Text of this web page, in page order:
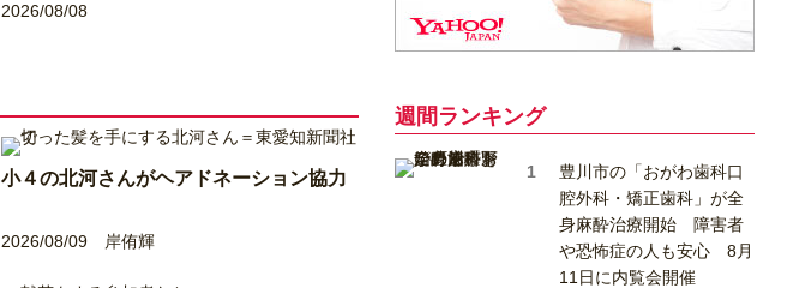
2026/08/08
小４の北河さんがヘアドネーション協力
2026/08/09 岸侑輝
週間ランキング
豊川市の「おがわ歯科口
腔外科・矯正歯科」が全
身麻酔治療開始 障害者
や恐怖症の人も安心 8月
11日に内覧会開催